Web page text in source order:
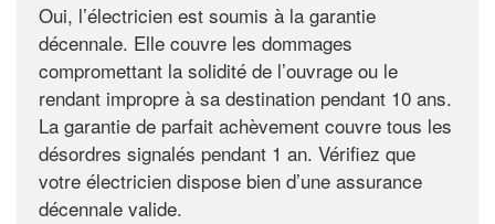
Oui, l’électricien est soumis à la garantie
décennale. Elle couvre les dommages
compromettant la solidité de l’ouvrage ou le
rendant impropre à sa destination pendant 10 ans.
La garantie de parfait achèvement couvre tous les
désordres signalés pendant 1 an. Vérifiez que
votre électricien dispose bien d’une assurance
décennale valide.